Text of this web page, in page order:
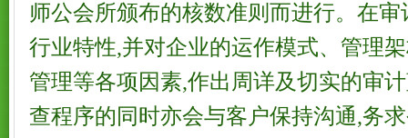
师公会所颁布的核数准则而进行。在
行业特性,并对企业的运作模式、管理
管理等各项因素,作出周详及切实的审
查程序的同时亦会与客户保持沟通,务